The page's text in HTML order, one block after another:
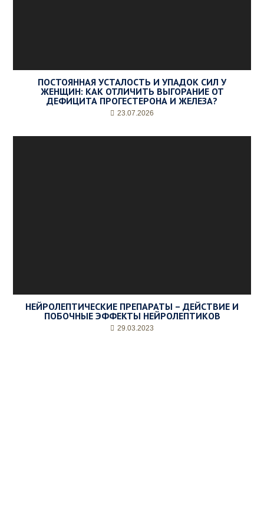
ПОСТОЯННАЯ УСТАЛОСТЬ И УПАДОК СИЛ У
ЖЕНЩИН: КАК ОТЛИЧИТЬ ВЫГОРАНИЕ ОТ
ДЕФИЦИТА ПРОГЕСТЕРОНА И ЖЕЛЕЗА?
23.07.2026
НЕЙРОЛЕПТИЧЕСКИЕ ПРЕПАРАТЫ – ДЕЙСТВИЕ И
ПОБОЧНЫЕ ЭФФЕКТЫ НЕЙРОЛЕПТИКОВ
29.03.2023